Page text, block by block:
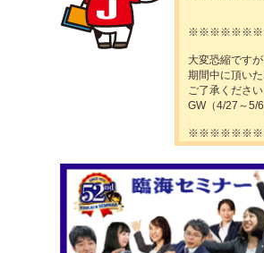
大変恐縮です
期間中に頂い
ご了承ください
GW（4/27～5/